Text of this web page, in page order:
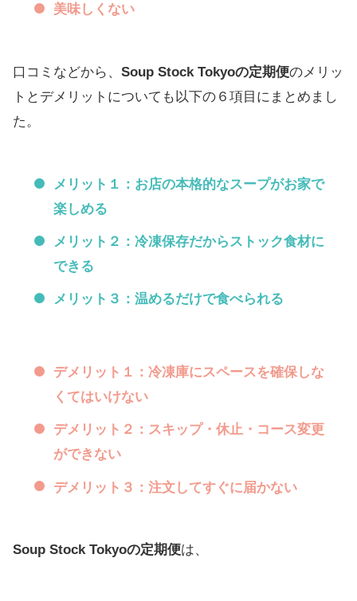
美味しくない
口コミなどから、 Soup Stock Tokyoの定期便のメリッ
トとデメリットについても以下の６項目にまとめまし
た。
メリット１：お店の本格的なスープがお家で
楽しめる
メリット２：冷凍保存だからストック食材に
できる
メリット３：温めるだけで食べられる
デメリット１：冷凍庫にスペースを確保しな
くてはいけない
デメリット２：スキップ・休止・コース変更
ができない
デメリット３：注文してすぐに届かない
Soup Stock Tokyoの定期便は、